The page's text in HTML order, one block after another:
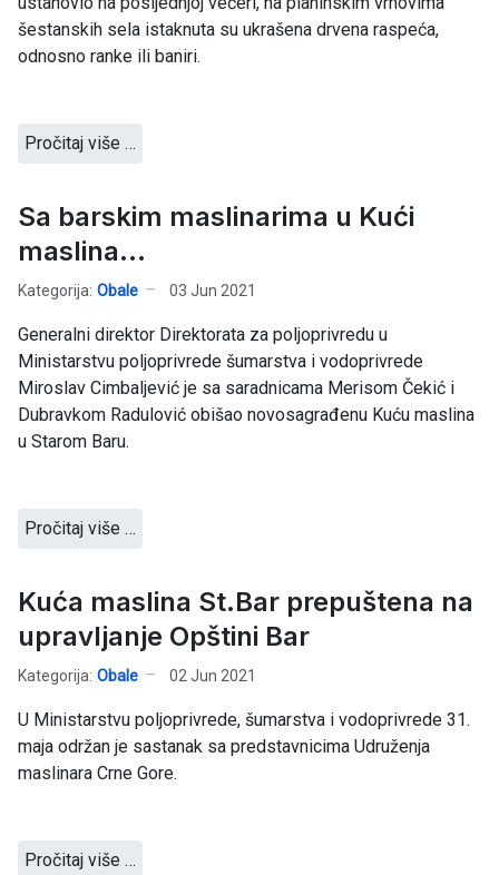
šestanskih sela istaknuta su ukrašena drvena raspeća,
odnosno ranke ili baniri.
Pročitaj više …
Sa barskim maslinarima u Kući
maslina...
Kategorija: Obale 03 Jun 2021
Generalni direktor Direktorata za poljoprivredu u
Ministarstvu poljoprivrede šumarstva i vodoprivrede
Miroslav Cimbaljević je sa saradnicama Merisom Čekić i
Dubravkom Radulović obišao novosagrađenu Kuću maslina
u Starom Baru.
Pročitaj više …
Kuća maslina St.Bar prepuštena na
upravljanje Opštini Bar
Kategorija: Obale 02 Jun 2021
U Ministarstvu poljoprivrede, šumarstva i vodoprivrede 31.
maja održan je sastanak sa predstavnicima Udruženja
maslinara Crne Gore.
Pročitaj više …